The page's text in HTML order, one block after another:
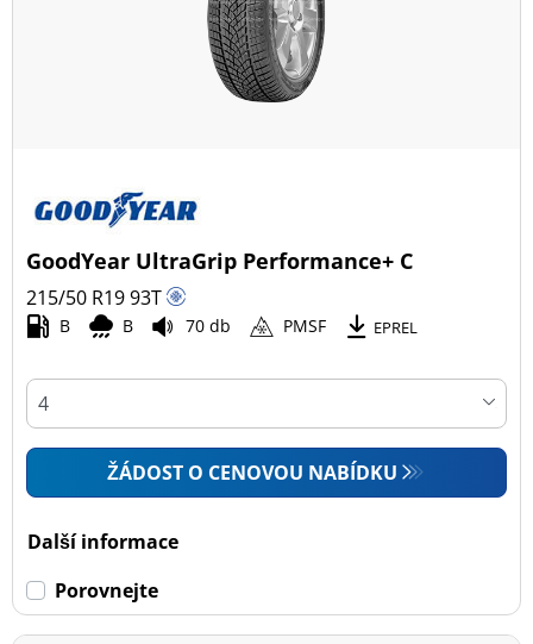
GoodYear UltraGrip Performance+ C
215/50 R1993T
B B 70 db PMSF EPREL
ŽÁDOST O CENOVOU NABÍDKU
Další informace
Porovnejte